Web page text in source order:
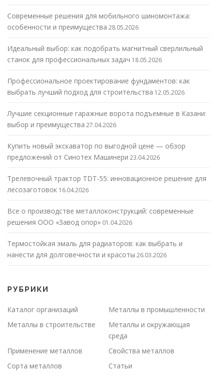
Современные решения для мобильного шиномонтажа:
особенности и преимущества 28.05.2026
Идеальный выбор: как подобрать магнитный сверлильный
станок для профессиональных задач 18.05.2026
Профессиональное проектирование фундаментов: как
выбрать лучший подход для строительства 12.05.2026
Лучшие секционные гаражные ворота подъемные в Казани:
выбор и преимущества 27.04.2026
Купить новый экскаватор по выгодной цене — обзор
предложений от Синотех Машинери 23.04.2026
Трелевочный трактор TDT-55: инновационное решение для
лесозаготовок 16.04.2026
Все о производстве металлоконструкций: современные
решения ООО «Завод опор» 01.04.2026
Термостойкая эмаль для радиаторов: как выбрать и
нанести для долговечности и красоты 26.03.2026
РУБРИКИ
Каталог организаций
Металлы в промышленности
Металлы в строительстве
Металлы и окружающая
среда
Применение металлов
Свойства металлов
Сорта металлов
Статьи